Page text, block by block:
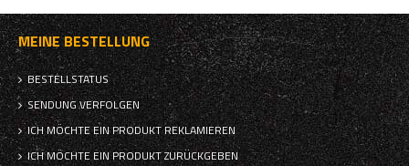
MEINE BESTELLUNG
BESTELLSTATUS
SENDUNG VERFOLGEN
ICH MÖCHTE EIN PRODUKT REKLAMIEREN
ICH MÖCHTE EIN PRODUKT ZURÜCKGEBEN